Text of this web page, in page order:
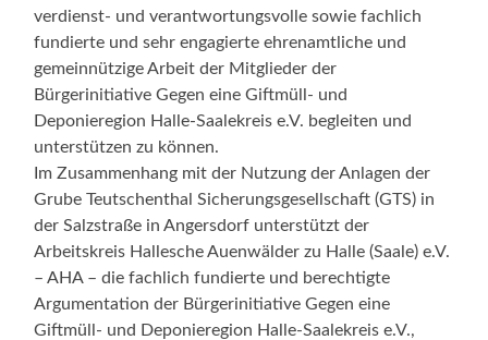
verdienst- und verantwortungsvolle sowie fachlich
fundierte und sehr engagierte ehrenamtliche und
gemeinnützige Arbeit der Mitglieder der
Bürgerinitiative Gegen eine Giftmüll- und
Deponieregion Halle-Saalekreis e.V. begleiten und
unterstützen zu können.
Im Zusammenhang mit der Nutzung der Anlagen der
Grube Teutschenthal Sicherungsgesellschaft (GTS) in
der Salzstraße in Angersdorf unterstützt der
Arbeitskreis Hallesche Auenwälder zu Halle (Saale) e.V.
– AHA – die fachlich fundierte und berechtigte
Argumentation der Bürgerinitiative Gegen eine
Giftmüll- und Deponieregion Halle-Saalekreis e.V.,